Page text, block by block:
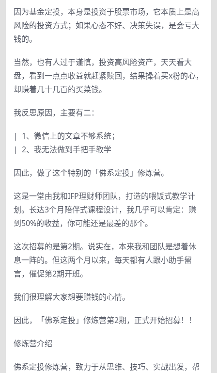
因为基金定投，本身是投资于股票市场，它本质上是高
风险的投资方式；如果心态不好、决策失误，是会亏大
钱的。
当然，也有人过于谨慎，投资高风险资产，天天看大
盘，看到一点点收益就赶紧赎回，结果操着买x粉的心，
却赚着几十几百的买菜钱。
我反思原因，主要有二：
| 1、微信上的文章不够系统；
| 2、我无法做到手把手教学
因此，做了这个特别的「佛系定投」修炼营。
这是一堂由我和IFP理财师团队，打造的喂饭式教学计
划。长达3个月陪伴式课程设计，我几乎可以肯定：赚
到50%的收益，你可能还是最差的那个。
这次招募的是第2期。说实在，本来我和团队是想着休
息一阵的。但这两个月以来，每天都有人跟小助手留
言，催促第2期开班。
我们很理解大家想要赚钱的心情。
因此，「佛系定投」修炼营第2期，正式开始招募！！
修炼营介绍
佛系定投修炼营，致力于从思维、技巧、实战出发，帮